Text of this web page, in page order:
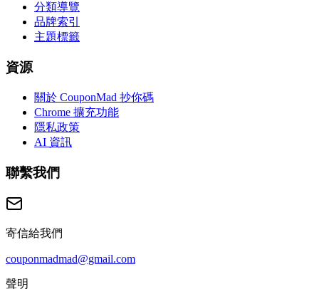
分類導覽
品牌索引
主題標籤
資源
關於 CouponMad 抄你碼
Chrome 擴充功能
隱私政策
AI 資訊
聯繫我們
寄信給我們
couponmadmad@gmail.com
聲明